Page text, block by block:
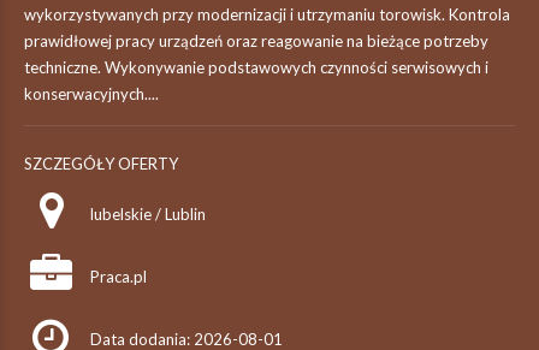
wykorzystywanych przy modernizacji i utrzymaniu torowisk. Kontrola
prawidłowej pracy urządzeń oraz reagowanie na bieżące potrzeby
techniczne. Wykonywanie podstawowych czynności serwisowych i
konserwacyjnych....
SZCZEGÓŁY OFERTY
lubelskie / Lublin
Praca.pl
Data dodania: 2026-08-01